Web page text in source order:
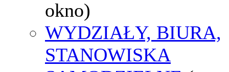
okno)
WYDZIAŁY, BIURA,
STANOWISKA